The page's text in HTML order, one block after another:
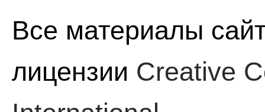
Все материалы
лицензии Creative